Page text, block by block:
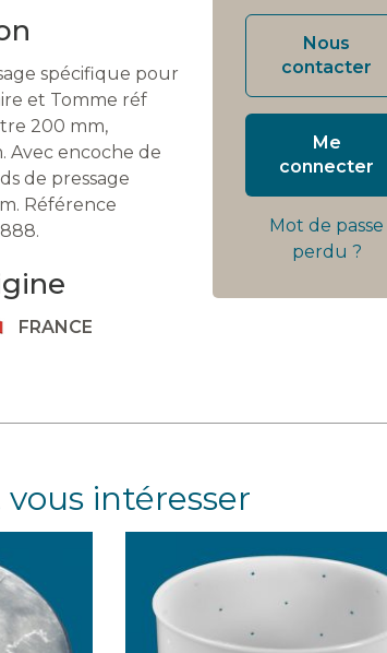
spécifique pour
et Tomme réf
200 mm,
Avec encoche de
de pressage
Référence
FRANCE
Nous
contacter
Me
connecter
Mot de passe
perdu ?
intéresser